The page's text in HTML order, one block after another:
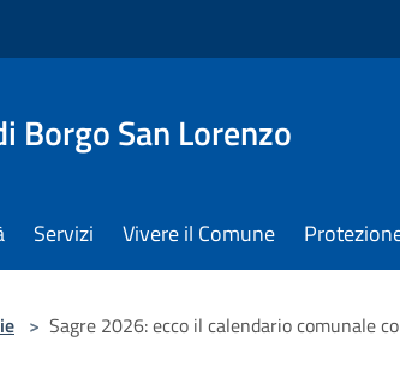
Borgo San Lorenzo
Servizi Vivere il Comune
> Sagre 2026: ecco il calendario comunale